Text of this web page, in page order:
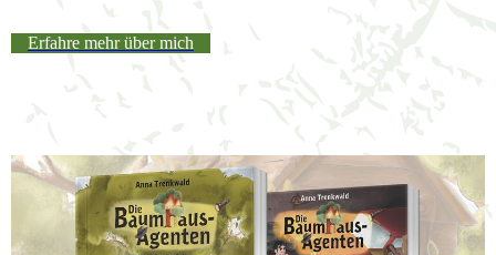
Erfahre mehr über mich